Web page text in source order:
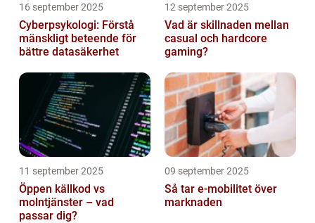
16 september 2025
Cyberpsykologi: Förstå
mänskligt beteende för
bättre datasäkerhet
12 september 2025
Vad är skillnaden mellan
casual och hardcore
gaming?
11 september 2025
Öppen källkod vs
molntjänster – vad
passar dig?
09 september 2025
Så tar e-mobilitet över
marknaden